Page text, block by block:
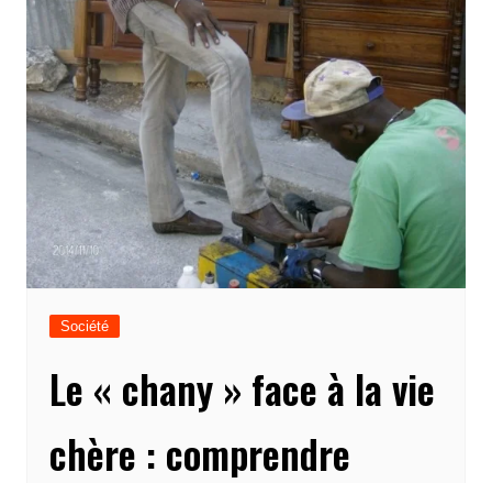
Société
Le « chany » face à la vie
chère : comprendre